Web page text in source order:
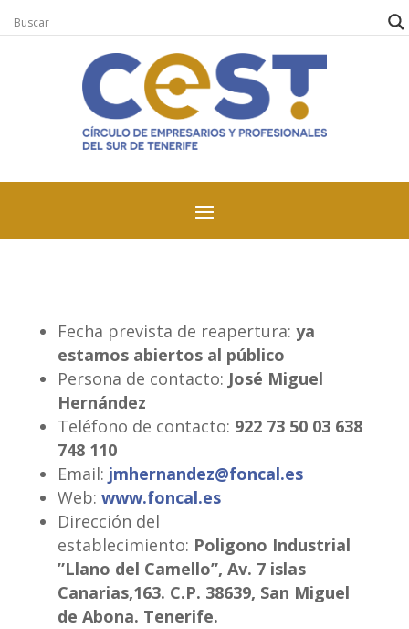
Fecha prevista de reapertura: ya
estamos abiertos al público
Persona de contacto: José Miguel
Hernández
Teléfono de contacto: 922 73 50 03 638
748 110
Email: jmhernandez@foncal.es
Web: www.foncal.es
Dirección del
establecimiento: Poligono Industrial
”Llano del Camello”, Av. 7 islas
Canarias,163. C.P. 38639, San Miguel
de Abona. Tenerife.